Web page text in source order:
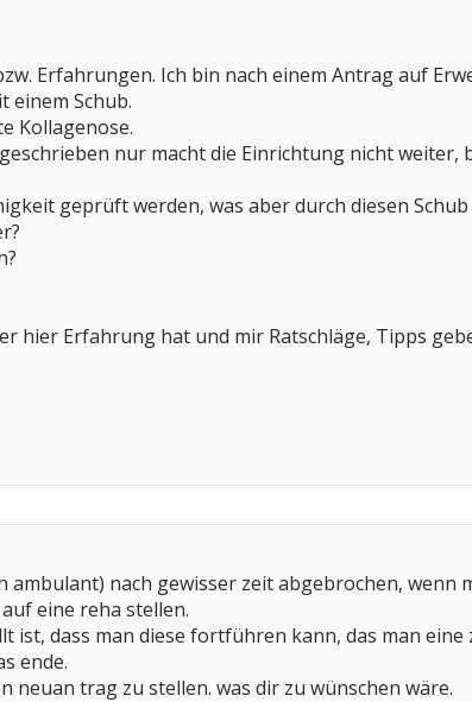
Erfahrungen. Ich bin nach einem Antrag auf
einem Schub.
Kollagenose.
nur macht die Einrichtung nicht weiter,
geprüft werden, was aber durch diesen
hier Erfahrung hat und mir Ratschläge, Tipps
ambulant) nach gewisser zeit abgebrochen,
eine reha stellen.
ist, dass man diese fortführen kann, das man
ende.
neuan trag zu stellen. was dir zu wünschen wäre.